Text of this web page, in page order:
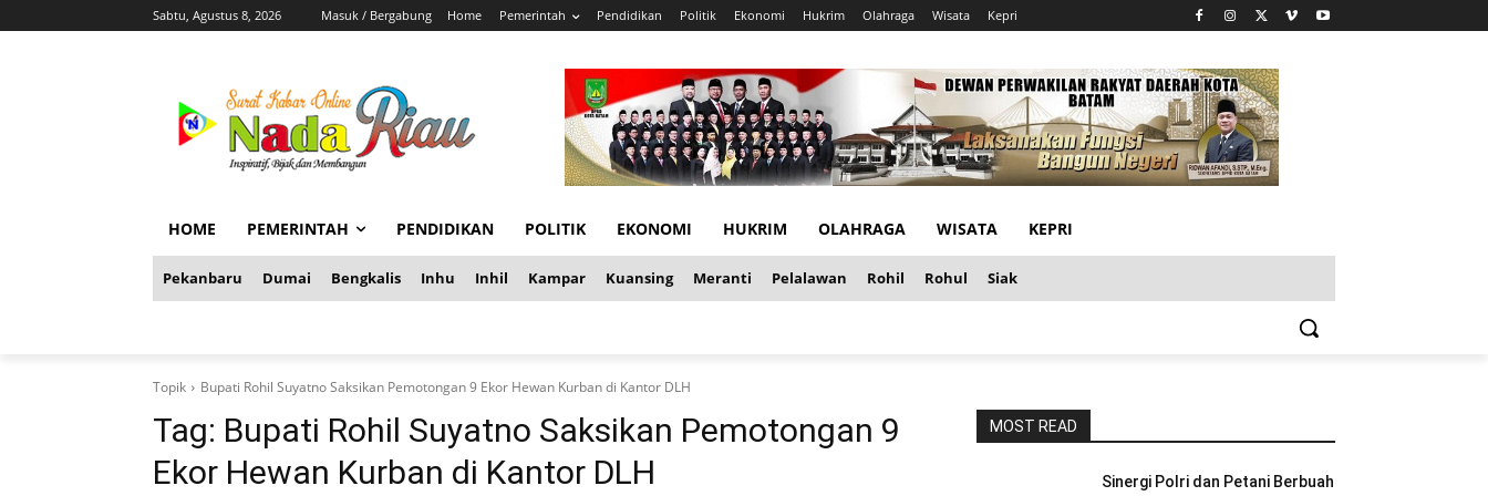
Sabtu, Agustus 8, 2026 Masuk / Bergabung Home Pemerintah Pendidikan Politik Ekonomi Hukrim Olahraga Wisata Kepri
HOME PEMERINTAH PENDIDIKAN POLITIK EKONOMI HUKRIM OLAHRAGA WISATA KEPRI
Pekanbaru Dumai Bengkalis Inhu Inhil Kampar Kuansing Meranti Pelalawan Rohil Rohul Siak
Topik Bupati Rohil Suyatno Saksikan Pemotongan 9 Ekor Hewan Kurban di Kantor DLH
Tag: Bupati Rohil Suyatno Saksikan Pemotongan 9
Ekor Hewan Kurban di Kantor DLH
MOST READ
Sinergi Polri dan Petani Berbuah